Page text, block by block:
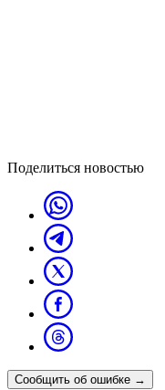
Поделиться новостью
Сообщить об ошибке →